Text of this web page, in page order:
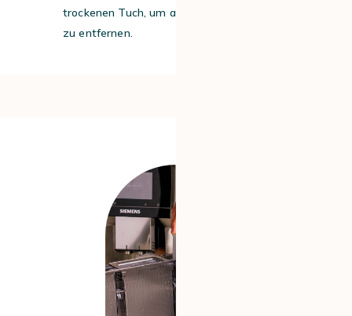
trockenen Tuch, um alle Kaffeerückstände
zu entfernen.